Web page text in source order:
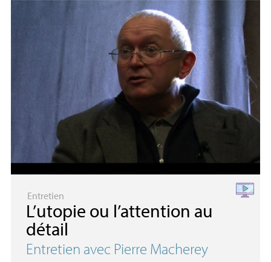
Entretien
L’utopie ou l’attention au
détail
Entretien avec Pierre Macherey